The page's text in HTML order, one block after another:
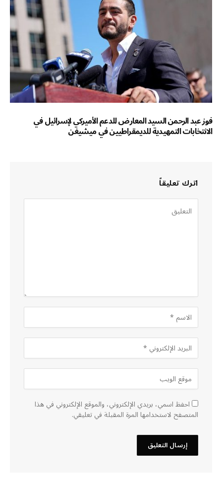
فوز عبد الرحمن السيد المعارض للدعم الأميركي لإسرائيل في
الانتخابات التمهيدية للديمقراطيين في ميشيغن
اترك تعليقاً
احفظ اسمي، بريدي الإلكتروني، والموقع الإلكتروني في هذا
المتصفح لاستخدامها المرة المقبلة في تعليقي.